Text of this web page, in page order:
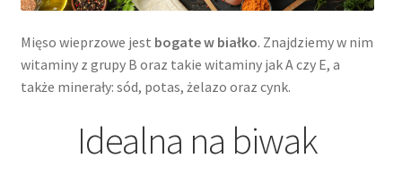
Mięso wieprzowe jest bogate w białko. Znajdziemy w nim
witaminy z grupy B oraz takie witaminy jak A czy E, a
także minerały: sód, potas, żelazo oraz cynk.
Idealna na biwak